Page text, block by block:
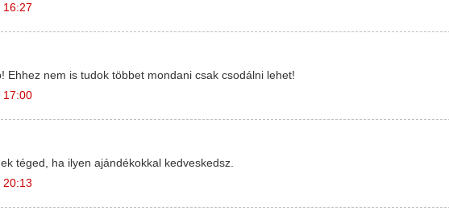
16:27
Ehhez nem is tudok többet mondani csak csodálni lehet!
17:00
téged, ha ilyen ajándékokkal kedveskedsz.
20:13